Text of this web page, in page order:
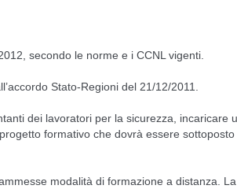
secondo le norme e i CCNL vigenti.
Stato-Regioni del 21/12/2011.
dei lavoratori per la sicurezza,
formativo che dovrà essere
modalità di formazione a distanza.